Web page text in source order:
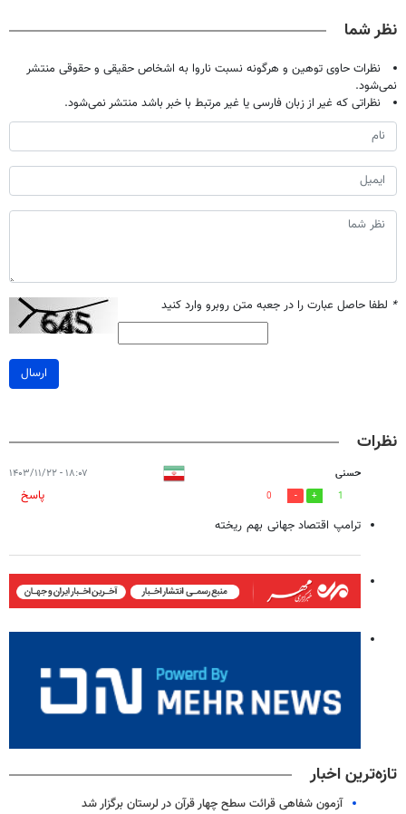
نظر شما
نظرات حاوی توهین و هرگونه نسبت ناروا به اشخاص حقیقی و حقوقی منتشر
نمی‌شود.
نظراتی که غیر از زبان فارسی یا غیر مرتبط با خبر باشد منتشر نمی‌شود.
* لطفا حاصل عبارت را در جعبه متن روبرو وارد کنید
ارسال
نظرات
حسنی ۱۸:۰۷ - ۱۴۰۳/۱۱/۲۲
1
0
پاسخ
ترامپ اقتصاد جهانی بهم ریخته
تازه‌ترین اخبار
آزمون شفاهی قرائت سطح چهار قرآن در لرستان برگزار شد